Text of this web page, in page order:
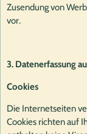
Zusendung von
vor.
3. Datenerfassung
Cookies
Die Internetseiten
Cookies richten auf